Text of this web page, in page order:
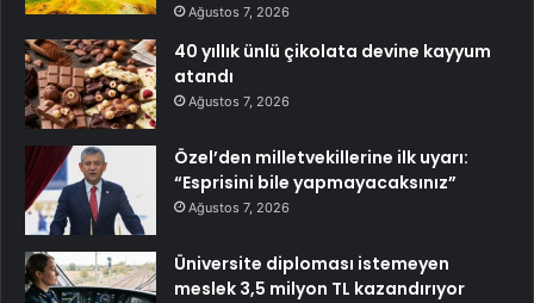
Ağustos 7, 2026
40 yıllık ünlü çikolata devine kayyum
atandı
Ağustos 7, 2026
Özel’den milletvekillerine ilk uyarı:
“Esprisini bile yapmayacaksınız”
Ağustos 7, 2026
Üniversite diploması istemeyen
meslek 3,5 milyon TL kazandırıyor